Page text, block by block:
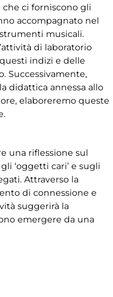
ci forniscono gli
accompagnato nel
musicali.
di laboratorio
indizi e delle
Successivamente,
didattica annessa allo
elaboreremo queste
una riflessione sul
‘oggetti cari’ e sugli
Attraverso la
di connessione e
suggerirà la
emergere da una